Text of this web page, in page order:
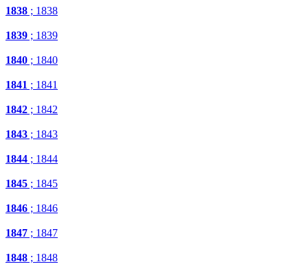
1838 ; 1838
1839 ; 1839
1840 ; 1840
1841 ; 1841
1842 ; 1842
1843 ; 1843
1844 ; 1844
1845 ; 1845
1846 ; 1846
1847 ; 1847
1848 ; 1848